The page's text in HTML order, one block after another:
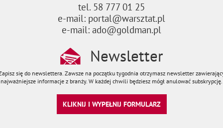
tel. 58 777 01 25
e-mail: portal@warsztat.pl
e-mail: ado@goldman.pl
Newsletter
się do newslettera. Zawsze na początku tygodnia otrzymasz newsletter
najważniejsze informacje z branży. W każdej chwili będziesz mógł anulować subskrypcję.
KLIKNIJ I WYPEŁNIJ FORMULARZ